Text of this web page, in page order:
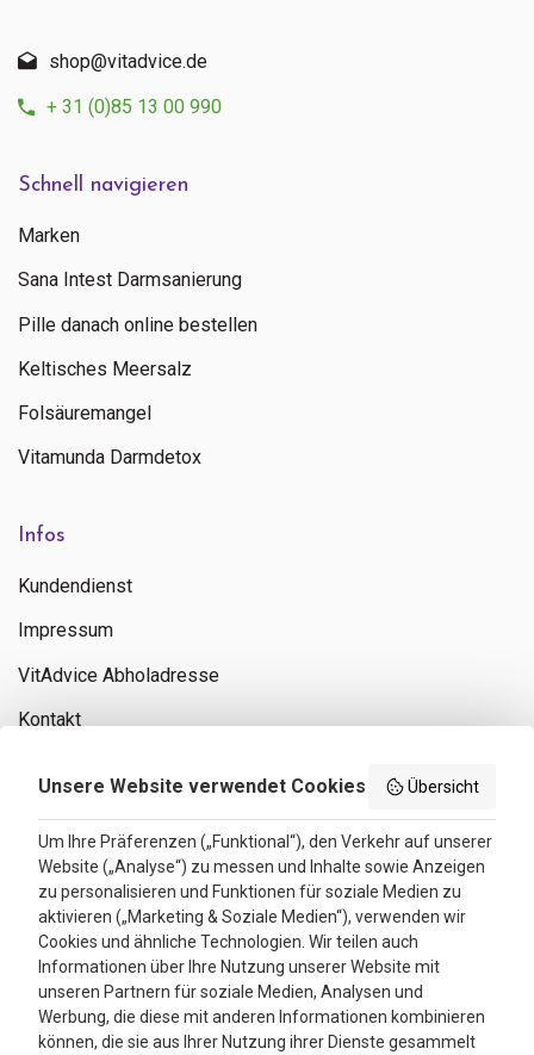
Schnell navigieren
Marken
Sana Intest Darmsanierung
Pille danach online bestellen
Keltisches Meersalz
Folsäuremangel
Vitamunda Darmdetox
Infos
Kundendienst
Impressum
VitAdvice Abholadresse
Kontakt
Bewertungen
4.3
Google Reviews
shop@vitadvice.de
+ 31 (0)85 13 00 990
Unsere Website verwendet Cookies Übersicht
Um Ihre Präferenzen („Funktional“), den Verkehr auf unserer
Website („Analyse“) zu messen und Inhalte sowie Anzeigen
zu personalisieren und Funktionen für soziale Medien zu
aktivieren („Marketing & Soziale Medien“), verwenden wir
Cookies und ähnliche Technologien. Wir teilen auch
Informationen über Ihre Nutzung unserer Website mit
unseren Partnern für soziale Medien, Analysen und
Werbung, die diese mit anderen Informationen kombinieren
können, die sie aus Ihrer Nutzung ihrer Dienste gesammelt